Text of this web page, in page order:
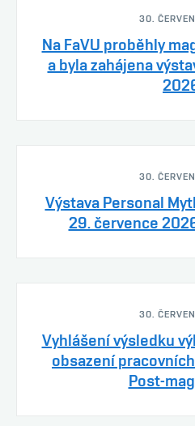
30.
Na FaVU proběhly
a byla zahájena
30.
Výstava Personal
29. července
30.
Vyhlášení výsledku
obsazení
Post-